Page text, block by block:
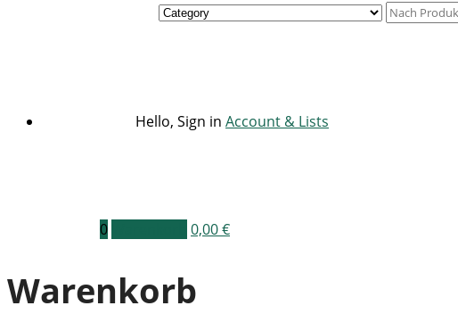
Hello, Sign in Account & Lists
0 0,00€
Warenkorb